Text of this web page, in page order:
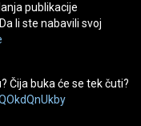
publikacije
Da li ste nabavili svoj
Čija buka će se tek čuti?